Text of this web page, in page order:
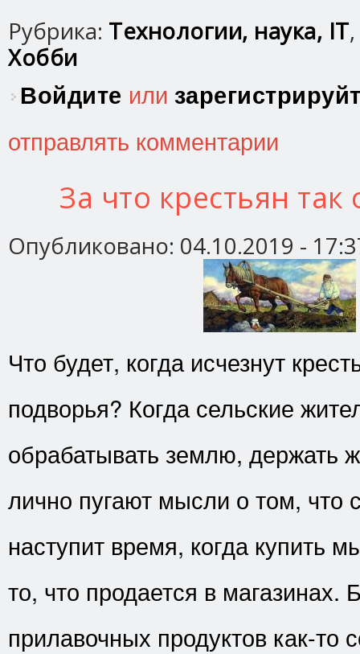
Рубрика: Технологии, наука, IT,
Хобби
Войдите или
отправлять комментарии
За что крестьян так
Опубликовано: 04.10.2019 -
Что будет, когда исчезнут
подворья? Когда сельские
обрабатывать землю, держать
лично пугают мысли о том, что
наступит время, когда купить
то, что продается в магазинах.
прилавочных продуктов как-то